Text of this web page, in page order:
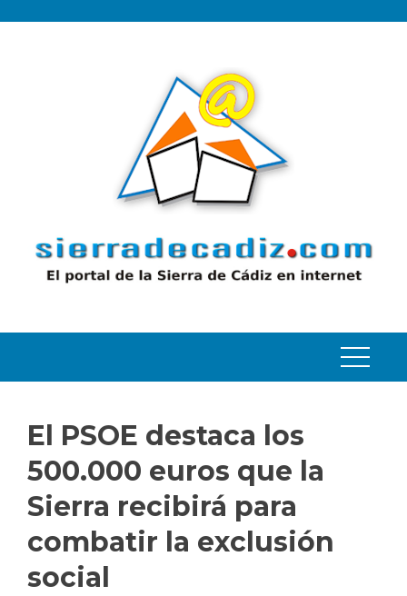
El PSOE destaca los
500.000 euros que la
Sierra recibirá para
combatir la exclusión
social